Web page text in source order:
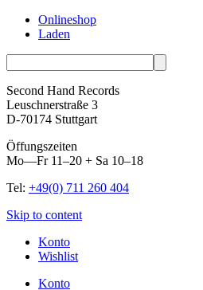
Onlineshop
Laden
Second Hand Records
Leuschnerstraße 3
D-70174 Stuttgart
Öffungszeiten
Mo—Fr 11–20 + Sa 10–18
Tel: +49(0) 711 260 404
Skip to content
Konto
Wishlist
Konto